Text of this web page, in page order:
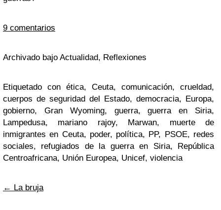
9 comentarios
Archivado bajo Actualidad, Reflexiones
Etiquetado con ética, Ceuta, comunicación, crueldad,
cuerpos de seguridad del Estado, democracia, Europa,
gobierno, Gran Wyoming, guerra, guerra en Siria,
Lampedusa, mariano rajoy, Marwan, muerte de
inmigrantes en Ceuta, poder, política, PP, PSOE, redes
sociales, refugiados de la guerra en Siria, República
Centroafricana, Unión Europea, Unicef, violencia
← La bruja